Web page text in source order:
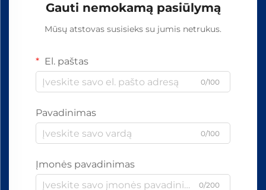
Gauti nemokamą pasiūlymą
Mūsų atstovas susisieks su jumis netrukus.
El. paštas
0/100
Pavadinimas
0/100
Įmonės pavadinimas
0/200